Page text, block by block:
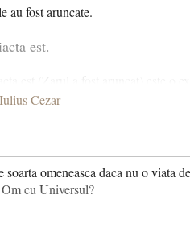
au fost aruncate.
est.
de Suetonius lui Iulius Cezar la 10
Italiei. Traversând Rubiconul, Cezar
armatei sale, sfidând Senatul și a
civil împotriva lui Pompei și a
a Republicii Romane târzii,
pentru a indica faptul că
Cezar
soarta omeneasca daca nu o viata
cu Universul?